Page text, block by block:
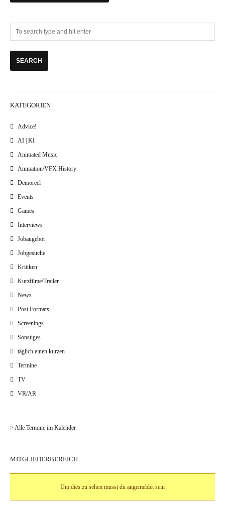
KATEGORIEN
Advice!
AI | KI
Animated Music
Animation/VFX History
Demoreel
Events
Games
Interviews
Jobangebot
Jobgesuche
Kritiken
Kurzfilme/Trailer
News
Post Formats
Screenings
Sonstiges
täglich einen kurzen
Termine
TV
VR/AR
> Alle Termine im Kalender
MITGLIEDERBEREICH
Um dies zu sehen musst du angemeldet sein